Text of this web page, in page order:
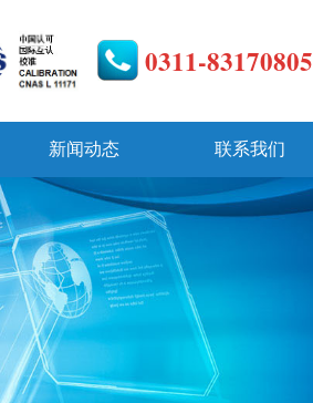
0311-83170805
新闻动态 联系我们